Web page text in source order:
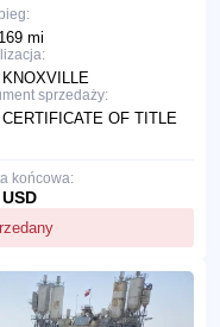
mi
sprzedaży:
OF TITLE
końcowa: